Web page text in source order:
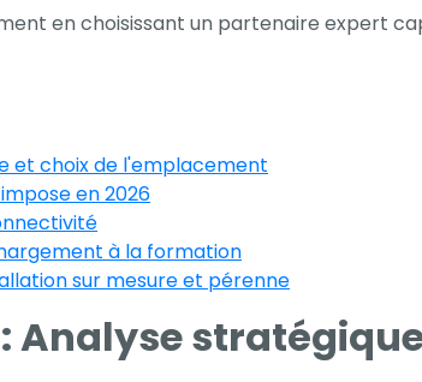
en choisissant un partenaire expert
et choix de l'emplacement
en 2026
à la formation
sur mesure et pérenne
Analyse